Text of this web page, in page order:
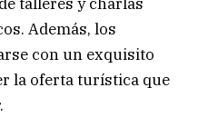
Además, los
con un exquisito
la oferta turística que